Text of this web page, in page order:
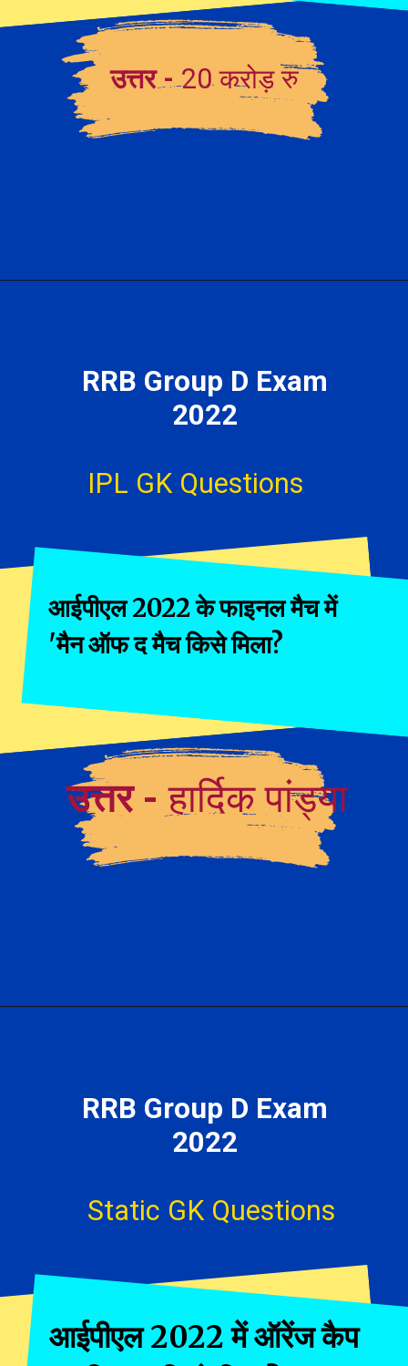
उत्तर -20 करोड़ रु
RRB Group D Exam
2022
आईपीएल 2022 के फाइनल मैच में
'मैन ऑफ द मैच किसे मिला?
IPL GK Questions
उत्तर -हार्दिक पांड्या
RRB Group D Exam
2022
आईपीएल 2022 में ऑरेंज कैप
Static GK Questions